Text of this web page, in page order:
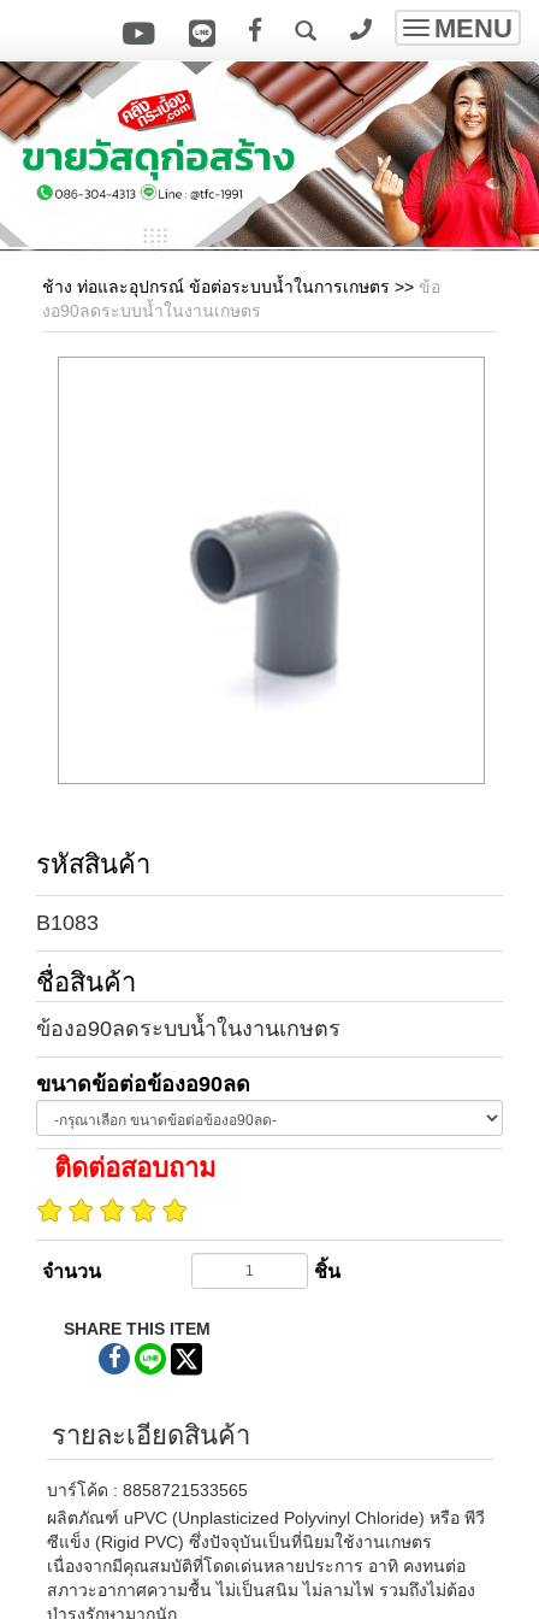
Toggle
MENU
ช้าง ท่อและอุปกรณ์ ข้อต่อระบบน้ำในการเกษตร >> ข้อ
งอ90ลดระบบน้ำในงานเกษตร
รหัสสินค้า
B1083
ชื่อสินค้า
ข้องอ90ลดระบบน้ำในงานเกษตร
ขนาดข้อต่อข้องอ90ลด
ติดต่อสอบถาม
จำนวน ชิ้น
SHARE THIS ITEM
รายละเอียดสินค้า
บาร์โค้ด : 8858721533565
ผลิตภัณฑ์ uPVC (Unplasticized Polyvinyl Chloride) หรือ พีวี
ซีแข็ง (Rigid PVC) ซึ่งปัจจุบันเป็นที่นิยมใช้งานเกษตร
เนื่องจากมีคุณสมบัติที่โดดเด่นหลายประการ อาทิ คงทนต่อ
สภาวะอากาศความชื้น ไม่เป็นสนิม ไม่ลามไฟ รวมถึงไม่ต้อง
บำรุงรักษามากนัก